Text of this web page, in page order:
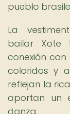
pueblo
La
bailar Xote
conexión
coloridos y
reflejan la
aportan un
danza.